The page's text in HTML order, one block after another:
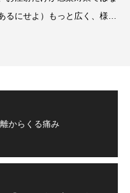
にせよ）もっと広く、様々
からくる痛み